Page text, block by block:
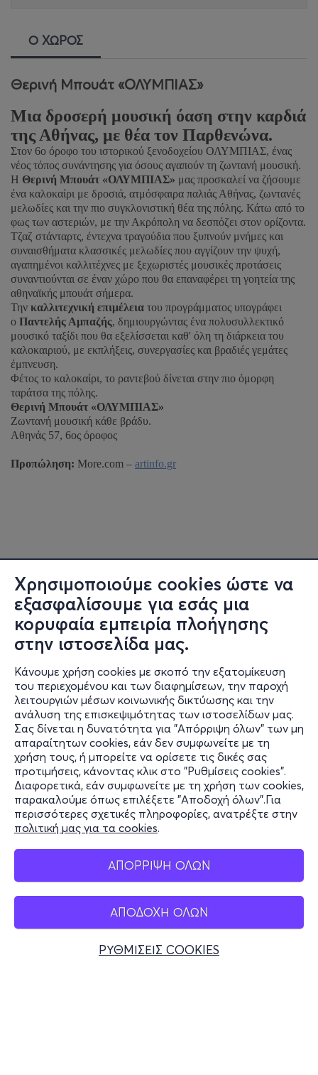
Χρησιμοποιούμε cookies ώστε να
εξασφαλίσουμε για εσάς μια
κορυφαία εμπειρία πλοήγησης
στην ιστοσελίδα μας.
Κάνουμε χρήση cookies με σκοπό την εξατομίκευση
του περιεχομένου και των διαφημίσεων, την παροχή
λειτουργιών μέσων κοινωνικής δικτύωσης και την
ανάλυση της επισκεψιμότητας των ιστοσελίδων μας.
Σας δίνεται η δυνατότητα για "Απόρριψη όλων" των μη
απαραίτητων cookies, εάν δεν συμφωνείτε με τη
χρήση τους, ή μπορείτε να ορίσετε τις δικές σας
προτιμήσεις, κάνοντας κλικ στο "Ρυθμίσεις cookies".
Διαφορετικά, εάν συμφωνείτε με τη χρήση των cookies,
παρακαλούμε όπως επιλέξετε "Αποδοχή όλων".Για
περισσότερες σχετικές πληροφορίες, ανατρέξτε στην
πολιτική μας για τα cookies.
ΑΠΟΡΡΙΨΗ ΟΛΩΝ
ΑΠΟΔΟΧΗ ΟΛΩΝ
ΡΥΘΜΙΣΕΙΣ COOKIES
Ο ΧΩΡΟΣ
Θερινή Μπουάτ «ΟΛΥΜΠΙΑΣ»
Μια δροσερή μουσική όαση στην καρδιά
της Αθήνας, με θέα τον Παρθενώνα.
Στον 6ο όροφο του ιστορικού ξενοδοχείου ΟΛΥΜΠΙΑΣ, ένας
νέος τόπος συνάντησης για όσους αγαπούν τη ζωντανή μουσική.
Η Θερινή Μπουάτ «ΟΛΥΜΠΙΑΣ» μας προσκαλεί να ζήσουμε
ένα καλοκαίρι με δροσιά, ατμόσφαιρα παλιάς Αθήνας, ζωντανές
μελωδίες και την πιο συγκλονιστική θέα της πόλης. Κάτω από το
φως των αστεριών, με την Ακρόπολη να δεσπόζει στον ορίζοντα.
Τζαζ στάνταρτς, έντεχνα τραγούδια που ξυπνούν μνήμες και
συναισθήματα κλασσικές μελωδίες που αγγίζουν την ψυχή,
αγαπημένοι καλλιτέχνες με ξεχωριστές μουσικές προτάσεις
συναντιούνται σε έναν χώρο που θα επαναφέρει τη γοητεία της
αθηναϊκής μπουάτ σήμερα.
Την καλλιτεχνική επιμέλεια του προγράμματος υπογράφει
ο Παντελής Αμπαζής, δημιουργώντας ένα πολυσυλλεκτικό
μουσικό ταξίδι που θα εξελίσσεται καθ' όλη τη διάρκεια του
καλοκαιριού, με εκπλήξεις, συνεργασίες και βραδιές γεμάτες
έμπνευση.
Φέτος το καλοκαίρι, το ραντεβού δίνεται στην πιο όμορφη
ταράτσα της πόλης.
Θερινή Μπουάτ «ΟΛΥΜΠΙΑΣ»
Ζωντανή μουσική κάθε βράδυ.
Αθηνάς 57, 6ος όροφος
Προπώληση: More.com – artinfo.gr
Πληροφορίες
Υποστήριξη
Stay Connected
Mobile app